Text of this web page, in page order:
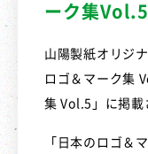
ーク集Vol.5
山陽製紙オリジ
ロゴ＆マーク集
集 Vol.5 」に掲載
「日本のロゴ＆